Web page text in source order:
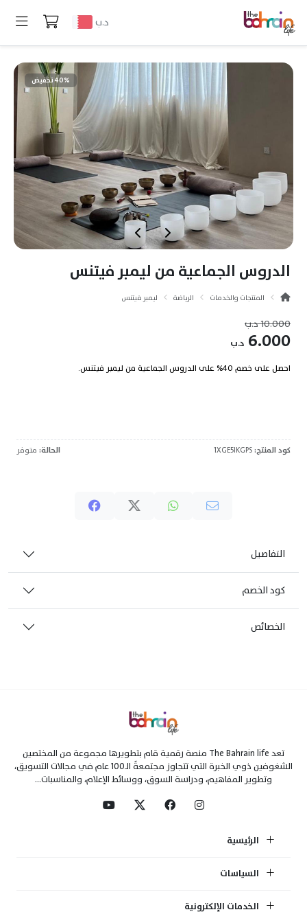
د.ب
40% تخفيض
الدروس الجماعية من ليمبر فيتنس
المنتجات والخدمات الرياضة ليمبر فيتنس
10.000د.ب
6.000 د.ب
احصل على خصم 40% على الدروس الجماعية من ليمبر فيتنس.
كود المنتج: الحالة: متوفر
التفاصيل
كود الخصم
الخصائص
تعد The Bahrain life منصة رقمية قام بتطويرها مجموعة من المختصين
الشغوفين ذوي الخبرة التي تتجاوز مجتمعةً الـ100 عام في مجالات التسويق،
وتطوير المفاهيم، ودراسة السوق، ووسائط الإعلام، والمناسبات...
الرئيسية
السياسات
الخدمات الإلكترونية